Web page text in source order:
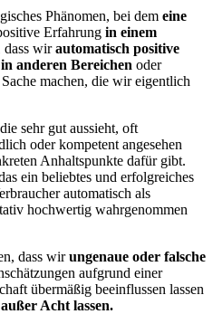
Phänomen, bei dem eine
Erfahrung in einem
dass wirautomatisch positive
anderen Bereichen oder
machen, die wir eigentlich
sehr gut aussieht, oft
oder kompetent angesehen
Anhaltspunkte dafür gibt.
ein beliebtes und erfolgreiches
automatisch als
hochwertig wahrgenommen
dass wirungenaue oder falsche
aufgrund einer
übermäßig beeinflussen lassen
Acht lassen.